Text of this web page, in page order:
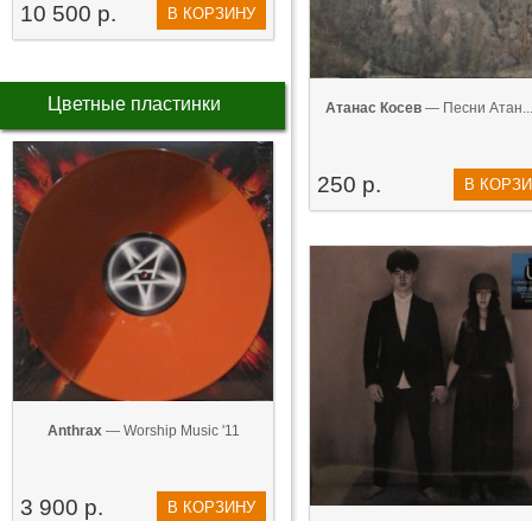
10 500 р. В КОРЗИНУ
Цветные пластинки
Anthrax— Worship Music '11
3 900 р. В КОРЗИНУ
Атанас Косев— Песни
250 р. В